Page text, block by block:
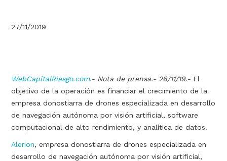
27/11/2019
WebCapitalRiesgo.com.- Nota de prensa.- 26/11/19.- El
objetivo de la operación es financiar el crecimiento de la
empresa donostiarra de drones especializada en desarrollo
de navegación autónoma por visión artificial, software
computacional de alto rendimiento, y analítica de datos.
Alerion, empresa donostiarra de drones especializada en
desarrollo de navegación autónoma por visión artificial,